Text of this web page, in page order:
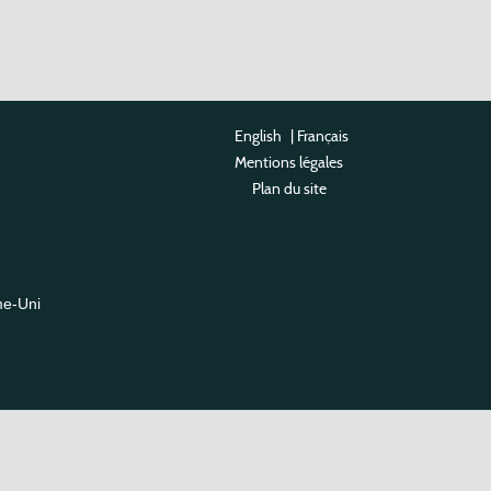
Uni
English | Français
Mentions légales
Plan du site